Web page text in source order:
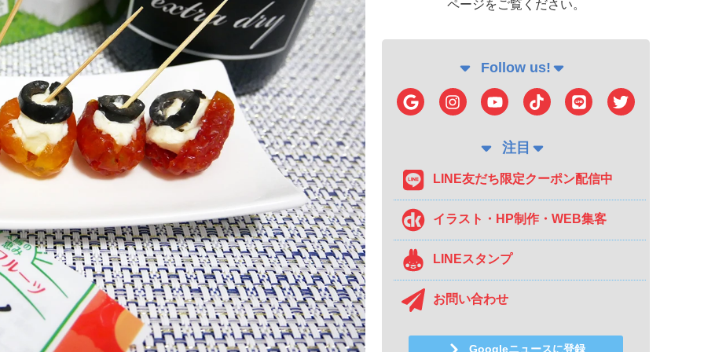
ページをご覧ください。
Follow us!
注目
LINE友だち限定クーポン配信中
イラスト・HP制作・WEB集客
LINEスタンプ
お問い合わせ
Googleニュースに登録